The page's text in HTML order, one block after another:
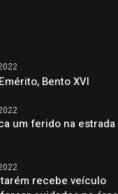
Bento XVI
um ferido na estrada
recebe veículo